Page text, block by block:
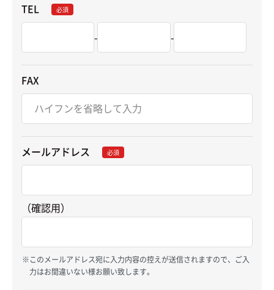
TEL 必須
- -
FAX
メールアドレス 必須
（確認用）
このメールアドレス宛に入力内容の控えが送信されますので、ご入
力はお間違いない様お願い致します。